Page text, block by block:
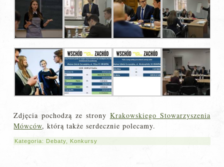
Zdjęcia pochodzą ze strony Krakowskiego Stowarzyszenia
Mówców, którą także serdecznie polecamy.
Kategoria: Debaty Konkursy